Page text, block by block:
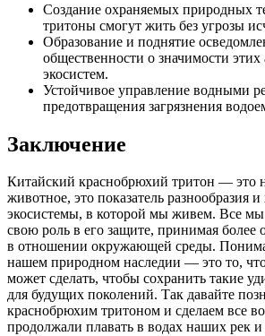
Создание охраняемых природных
тритоны смогут жить без угрозы
Образование и поднятие
общественности о значимости
экосистем.
Устойчивое управление водными
предотвращения загрязнения
Заключение
Китайский краснобрюхий тритон — это
животное, это показатель разнообразия и
экосистемы, в которой мы живем. Все
свою роль в его защите, принимая более
в отношении окружающей среды.
нашем природном наследии — это то,
может сделать, чтобы сохранить такие
для будущих поколений. Так давайте
краснобрюхим тритоном и сделаем все
продолжали плавать в водах наших рек и